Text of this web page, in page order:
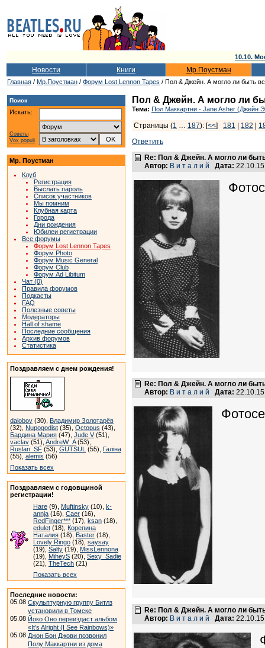
10.10.
Новости Книги Мр.Поустман
Главная / Мр.Поустман / Форум Lost Lennon Tapes / Пол & Джейн. А могло ли быть
Поиск
Искать:
Советы
Vox populi
Мр. Поустман
Клуб
Регистрация
Выслать пароль
Список участников
Мы помним
Клубная карта
Города
Дни рождения
Юбилеи регистрации
Все форумы
Форум Lost Lennon Tapes
Форум Photo
Форум Music General
Форум Club
Форум Ad Libitum
Чат (0)
Правила форумов
Подкасты
FAQ
Полезные советы
Модераторы
Hall of shame
Последние сообщения
Архив форумов
Статистика
Поздравляем с днем рождения!
dalobov (30), Владимир Золотарёв
(32), Nupogodist (35), Octopus (43),
Бардина Мария (47), Jude V(51),
vaclav (51), AndreW_A(53),
Ruslan_SF (53), GUTSUL (55), Галіна
(55), alemis (56)
Показать всех
Поздравляем с годовщиной
регистрации!
Hare (9), Muftinsky (10), k-
annja (16), Caer (16),
RedFinger*** (17), ksan (18),
edulet (18), Корепина
Наталия (18), Baster (18),
Lovely Ringo (18), saysay
(19), Salty (19), MissLennona
(19), MiheyS (20), Sexy_Sadie
(21), TheTech (21)
Показать всех
Последние новости:
05.08 Скульптурную группу Битлз
установили в Томске
05.08 Йоко Оно переиздаст альбом
«It’s Alright (I See Rainbows)»
05.08 Джон Бон Джови позвонил
Полу Маккартни из дома
Пол & Джейн. А могло ли
Тема: Пол Маккартни - Jane Asher (Джейн
Страницы (1 … 187): [<<] 181 182
Ответить
Re: Пол & Джейн. А могло ли
Автор: В и т а л и й Дата:
Re: Пол & Джейн. А могло ли
Автор: В и т а л и й Дата:
Re: Пол & Джейн. А могло ли
Автор: В и т а л и й Дата: